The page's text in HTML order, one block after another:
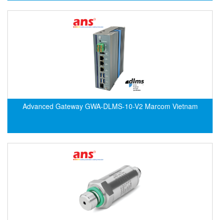
ECKERLE
Eilersen Vietnam
Elands Cable Vietnam
Elap Vietnam
Electronic Design System S.R.L Vietnam
Electronics Inc. Viet Nam
Advanced Gateway GWA-DLMS-10-V2 Marcom Vietnam